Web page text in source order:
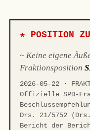
★ POSITION
~ Keine eigene
Fraktionsposition
2026-05-22 ·
Offizielle SPD-
Drs. 21/5752
Bericht der